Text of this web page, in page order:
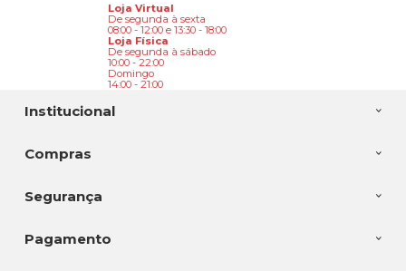
Institucional
Compras
Loja Virtual
De segunda à sexta
08:00 - 12:00 e 13:30 - 18:00
Loja Física
De segunda à sábado
10:00 - 22:00
Domingo
14:00 - 21:00
Segurança
Pagamento